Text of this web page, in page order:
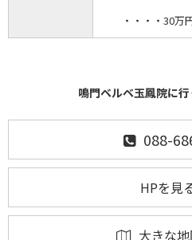
・・・・30万
鳴門ベルベ玉鳳院に
088-
HPを見
大きな